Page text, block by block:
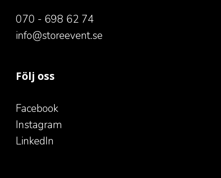
070 - 698 62 74
​​​​​​​info@storeevent.se
Följ oss
Facebook
Instagram
LinkedIn